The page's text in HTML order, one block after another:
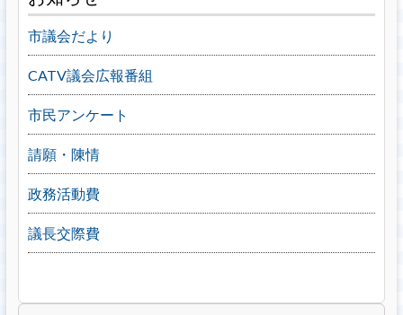
市議会だより
CATV議会広報番組
市民アンケート
請願・陳情
政務活動費
議長交際費